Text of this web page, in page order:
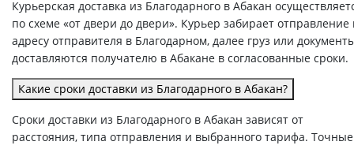
Курьерская доставка из Благодарного в Абакан
по схеме «от двери до двери». Курьер забирает отправление
адресу отправителя в Благодарном, далее груз или
доставляются получателю в Абакане в согласованные сроки.
Какие сроки доставки из Благодарного в Абакан?
Сроки доставки из Благодарного в Абакан зависят от
расстояния, типа отправления и выбранного тарифа. Точные